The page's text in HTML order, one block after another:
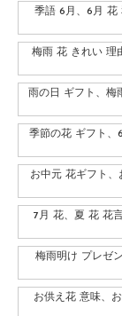
季語 6月、6月 花
梅雨 花 きれい 理
雨の日 ギフト、梅
季節の花 ギフト、
お中元 花ギフト
7月 花、夏 花 花
梅雨明け プレゼ
お供え花 意味、